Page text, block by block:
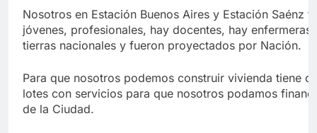
Nosotros en Estación Buenos Aires y Estación
jóvenes, profesionales, hay docentes, hay
tierras nacionales y fueron proyectados por Nación.
Para que nosotros podemos construir vivienda tiene
lotes con servicios para que nosotros podamos
de la Ciudad.